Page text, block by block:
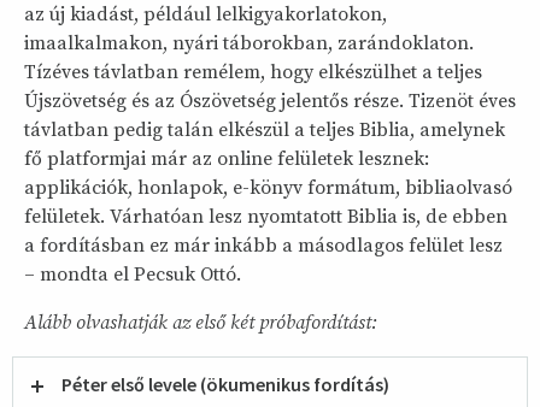
az új kiadást, például lelkigyakorlatokon,
imaalkalmakon, nyári táborokban, zarándoklaton.
Tízéves távlatban remélem, hogy elkészülhet a teljes
Újszövetség és az Ószövetség jelentős része. Tizenöt éves
távlatban pedig talán elkészül a teljes Biblia, amelynek
fő platformjai már az online felületek lesznek:
applikációk, honlapok, e-könyv formátum, bibliaolvasó
felületek. Várhatóan lesz nyomtatott Biblia is, de ebben
a fordításban ez már inkább a másodlagos felület lesz
– mondta el Pecsuk Ottó.
Alább olvashatják az első két próbafordítást:
Péter első levele (ökumenikus fordítás)